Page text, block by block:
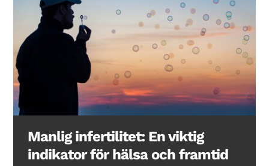
Manlig infertilitet: En viktig
indikator för hälsa och framtid